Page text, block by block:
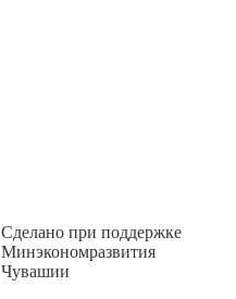
Сделано при поддержке
Минэкономразвития
Чувашии